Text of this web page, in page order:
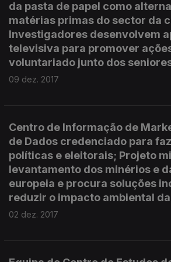
da pasta de papel como
matérias primas do sector da
Investigadores desenvolvem
televisiva para promover
voluntariado junto dos
09 dez. 2017
Centro de Informação de
de Dados credenciado para
políticas e eleitorais; Projeto
levantamento dos minérios e
europeia e procura soluções
reduzir o impacto ambiental
02 dez. 2017